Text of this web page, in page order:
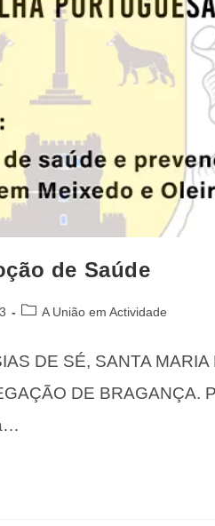
de Saúde
A União em Actividade
DE SÉ, SANTA
DE BRAGANÇA.